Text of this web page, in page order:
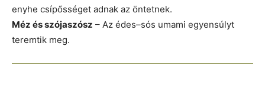
enyhe csípősséget adnak az öntetnek.
Méz és szójaszósz – Az édes–sós umami egyensúlyt
teremtik meg.